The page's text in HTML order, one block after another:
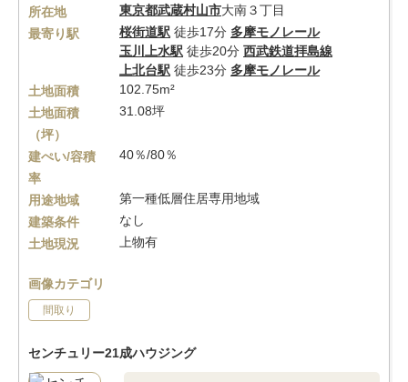
所在地 東京都武蔵村山市大南３丁目
最寄り駅
桜街道駅 徒歩17分 多摩モノレール
玉川上水駅 徒歩20分 西武鉄道拝島線
上北台駅 徒歩23分 多摩モノレール
土地面積
102.75m²
土地面積
（坪）
31.08坪
建ぺい/容積
率
40％/80％
用途地域
第一種低層住居専用地域
建築条件
なし
土地現況
上物有
画像カテゴリ
間取り
センチュリー21成ハウジング